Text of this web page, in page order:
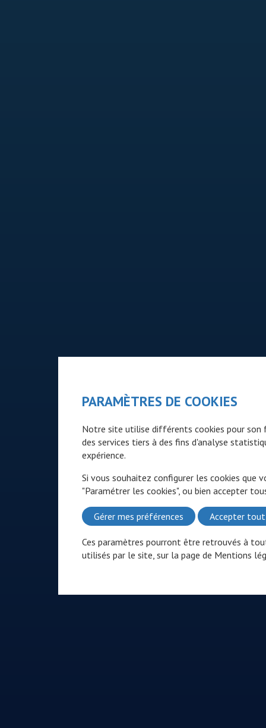
PARAMÈTRES DE COOKIES
Notre site utilise différents cookies pour son
des services tiers à des fins d'analyse
expérience.
Si vous souhaitez configurer les cookies que
"Paramétrer les cookies", ou bien accepter
Gérer mes préférences Accepter tout
Ces paramètres pourront être retrouvés à
utilisés par le site, sur la page de Mentions